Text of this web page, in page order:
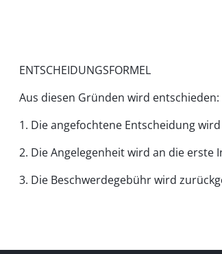
ENTSCHEIDUNGSFORMEL
Aus diesen Gründen wird entschieden:
1. Die angefochtene Entscheidung
2. Die Angelegenheit wird an die erste
3. Die Beschwerdegebühr wird